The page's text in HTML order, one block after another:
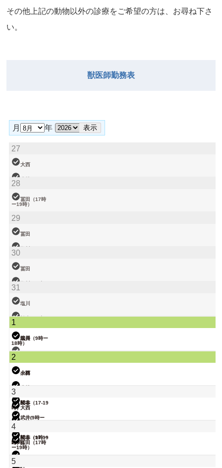
その他上記の動物以外の診療をご希望の⽅は、お尋ね下さ
い。
獣医師勤務表
月 年
27
大西
18時）
時）
院長
28
冨田（17時
ー19時）
大西（9時ー
武井
29
冨田
30
冨田
18時）
武井
関谷（17-19
時）
院長
31
塩川
松本（9時ー
18時）
武井
関谷（17-19
時）
1
塩川（9時ー
18時）
小林
関谷（17-19
時）
2
大西
松本
武井(9時ー
18時)
関谷（17-19
時）
3
大西
松本（9時ー
18時）
4
冨田（17時
ー19時）
5